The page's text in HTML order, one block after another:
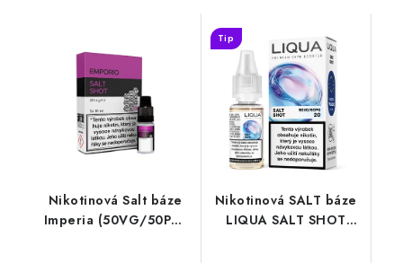
Nikotinová Salt báze
Imperia (50VG/50PG)
Nikotinová SALT báze
LIQUA SALT SHOT
Tip